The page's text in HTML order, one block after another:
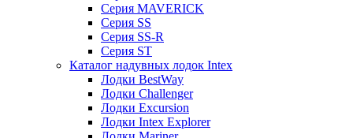
Серия MAVERICK
Серия SS
Серия SS-R
Серия ST
Каталог надувных лодок Intex
Лодки BestWay
Лодки Challenger
Лодки Excursion
Лодки Intex Explorer